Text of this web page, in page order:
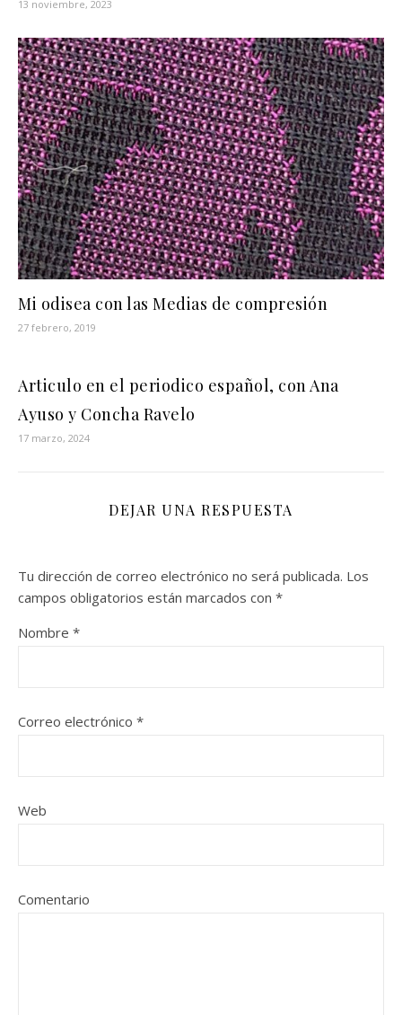
13 noviembre, 2023
Mi odisea con las Medias de compresión
27 febrero, 2019
Articulo en el periodico español, con Ana
Ayuso y Concha Ravelo
17 marzo, 2024
DEJAR UNA RESPUESTA
Tu dirección de correo electrónico no será publicada. Los
campos obligatorios están marcados con *
Nombre *
Correo electrónico *
Web
Comentario